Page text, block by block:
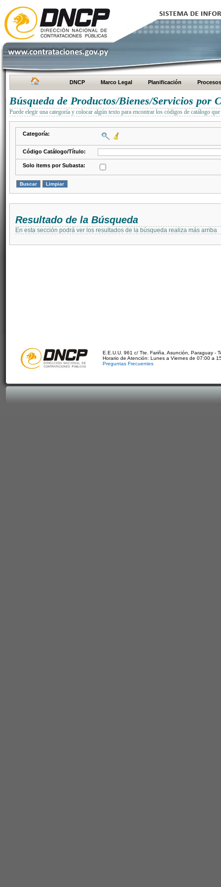
DNCP Marco Legal Planificación Procesos
Búsqueda de Productos/Bienes/Servicios por
Puede elegir una categoría y colocar algún texto para encontrar los códigos de catálogo
Categoría:
Código Catálogo/Título:
Solo items por Subasta:
Resultado de la Búsqueda
En esta sección podrá ver los resultados de la búsqueda realiza más arriba
E.E.U.U. 961 c/ Tte. Fariña. Asunción, Paraguay -
Horario de Atención: Lunes a Viernes de 07:00 a
Preguntas Frecuentes